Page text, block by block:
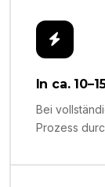
In ca.
Bei
Prozess